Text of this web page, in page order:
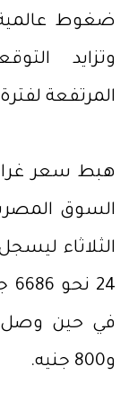
ضغوط عالمية
وتزايد
المرتفعة
و800 جنيه.